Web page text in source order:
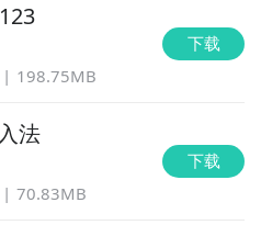
198.75MB
下载
法
70.83MB
下载